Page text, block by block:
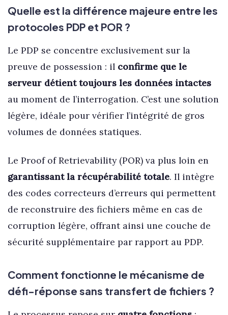
Quelle est la différence majeure entre les
protocoles PDP et POR ?
Le PDP se concentre exclusivement sur la
preuve de possession : il confirme que le
serveur détient toujours les données intactes
au moment de l’interrogation. C’est une solution
légère, idéale pour vérifier l’intégrité de gros
volumes de données statiques.
Le Proof of Retrievability (POR) va plus loin en
garantissant la récupérabilité totale. Il intègre
des codes correcteurs d’erreurs qui permettent
de reconstruire des fichiers même en cas de
corruption légère, offrant ainsi une couche de
sécurité supplémentaire par rapport au PDP.
Comment fonctionne le mécanisme de
défi-réponse sans transfert de fichiers ?